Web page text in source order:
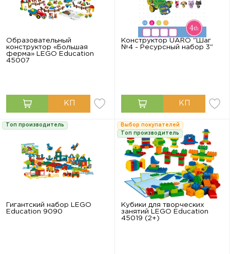
Образовательный
конструктор «Большая
ферма» LEGO Education
45007
Конструктор UARO "Шаг
№4 - Ресурсный набор 3"
Топ производитель
Гигантский набор LEGO
Education 9090
Выбор покупателей
Топ производитель
Кубики для творческих
занятий LEGO Education
45019 (2+)